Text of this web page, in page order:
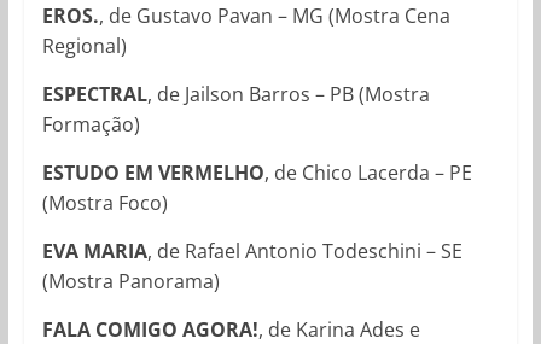
EROS., de Gustavo Pavan – MG (Mostra Cena
Regional)
ESPECTRAL, de Jailson Barros – PB (Mostra
Formação)
ESTUDO EM VERMELHO, de Chico Lacerda – PE
(Mostra Foco)
EVA MARIA, de Rafael Antonio Todeschini – SE
(Mostra Panorama)
FALA COMIGO AGORA!, de Karina Ades e